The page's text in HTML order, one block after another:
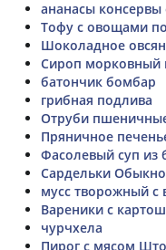
ананасы консервы
Тофу с овощами
Шоколадное
Сироп морковный
батончик бомбар
грибная подлива
Отруби
Пряничное
Фасолевый суп
Сардельки
мусс творожный с
Вареники с
чурчхела
Пирог с мясом